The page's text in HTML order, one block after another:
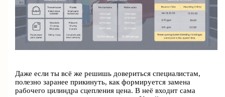
Даже если ты всё же решишь довериться специалистам,
полезно заранее прикинуть, как формируется замена
рабочего цилиндра сцепления цена. В неё входит сама